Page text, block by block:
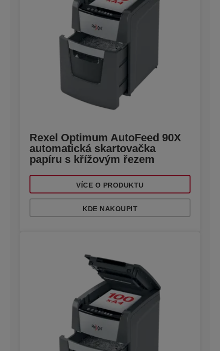
Rexel Optimum AutoFeed 90X
automatická skartovačka
papíru s křížovým řezem
VÍCE O PRODUKTU
KDE NAKOUPIT